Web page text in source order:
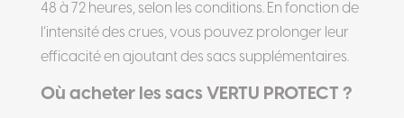
48 à 72 heures, selon les conditions. En fonction de
l’intensité des crues, vous pouvez prolonger leur
efficacité en ajoutant des sacs supplémentaires.
Où acheter les sacs VERTU PROTECT ?